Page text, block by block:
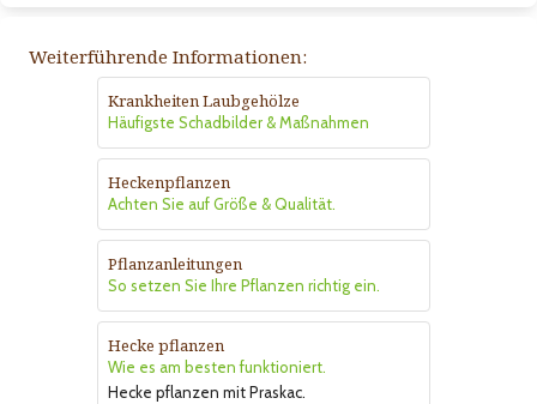
Weiterführende Informationen:
Krankheiten Laubgehölze
Häufigste Schadbilder & Maßnahmen
Heckenpflanzen
Achten Sie auf Größe & Qualität.
Pflanzanleitungen
So setzen Sie Ihre Pflanzen richtig ein.
Hecke pflanzen
Wie es am besten funktioniert.
Hecke pflanzen mit Praskac.